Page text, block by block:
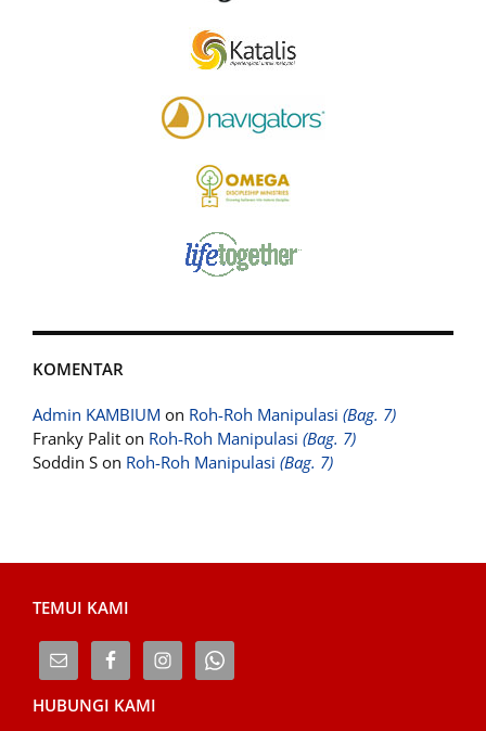
KOMENTAR
Admin KAMBIUM on Roh-Roh Manipulasi (Bag. 7)
Franky Palit on Roh-Roh Manipulasi (Bag. 7)
Soddin S on Roh-Roh Manipulasi (Bag. 7)
TEMUI KAMI
HUBUNGI KAMI